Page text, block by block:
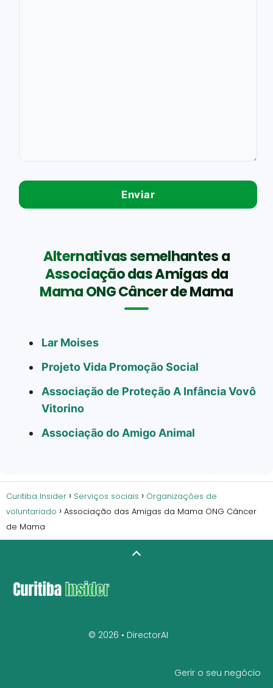
Alternativas semelhantes a
Associação das Amigas da
Mama ONG Câncer de Mama
Lar Moises
Projeto Vida Promoção Social
Associação de Proteção A Infância Vovô
Vitorino
Associação do Amigo Animal
Curitiba Insider Serviços sociais
Organizações de
voluntariado
Associação das Amigas da Mama ONG Câncer
de Mama
© 2026 • DirectorAI
Gerir o seu negócio